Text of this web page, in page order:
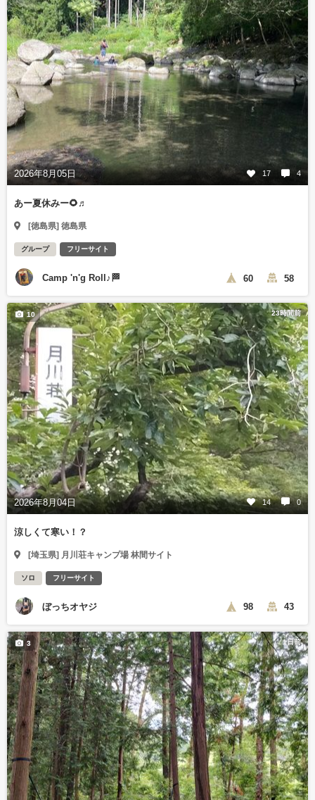
2026年8月05日 17 4
あー夏休みー🌻♬
[徳島県] 徳島県
グループ フリーサイト
Camp 'n'g Roll♪🏁 60 58
23時間前
2026年8月04日 14 0
10
涼しくて寒い！？
[埼玉県] 月川荘キャンプ場 林間サイト
ソロ フリーサイト
ぼっちオヤジ 98 43
1日前
3